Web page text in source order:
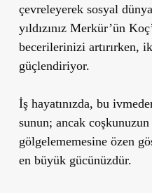
çevreleyerek sosyal
yıldızınız Merkür’ün
becerilerinizi artırırken,
güçlendiriyor.
İş hayatınızda, bu
sunun; ancak coşkunuzun
gölgelememesine özen
en büyük gücünüzdür.